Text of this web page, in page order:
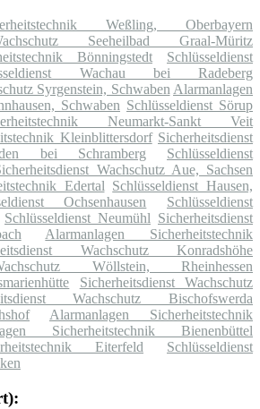
Weßling, Oberbayern
Seeheilbad Graal-Müritz
Bönningstedt
Schlüsseldienst
Wachau bei Radeberg
Syrgenstein, Schwaben Alarmanlagen
Schwaben Schlüsseldienst Sörup
Neumarkt-Sankt Veit
Kleinblittersdorf Sicherheitsdienst
bei Schramberg
Schlüsseldienst
Wachschutz Aue, Sachsen
Edertal Schlüsseldienst Hausen,
Ochsenhausen
Schlüsseldienst
Schlüsseldienst Neumühl Sicherheitsdienst
Alarmanlagen Sicherheitstechnik
Wachschutz Konradshöhe
Wöllstein, Rheinhessen
Sicherheitsdienst Wachschutz
Wachschutz Bischofswerda
Alarmanlagen Sicherheitstechnik
Sicherheitstechnik Bienenbüttel
Eiterfeld
Schlüsseldienst